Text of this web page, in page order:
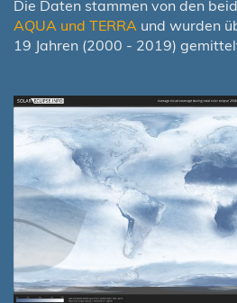
Die Daten stammen von den
AQUA und TERRA und wurden
19 Jahren (2000 - 2019)